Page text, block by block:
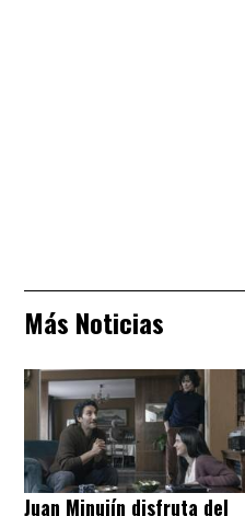
Más Noticias
Juan Minujín disfruta del